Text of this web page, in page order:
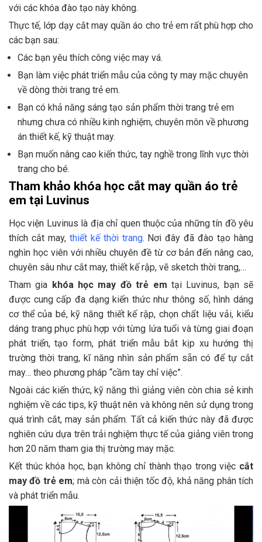
với các khóa đào tạo này không.
Thực tế, lớp dạy cắt may quần áo cho trẻ em rất phù hợp cho
các bạn sau:
Các bạn yêu thích công việc may vá.
Bạn làm việc phát triển mẫu của công ty may mặc chuyên
về dòng thời trang trẻ em.
Bạn có khả năng sáng tạo sản phẩm thời trang trẻ em
nhưng chưa có nhiều kinh nghiệm, chuyên môn về phương
án thiết kế, kỹ thuật may.
Bạn muốn nâng cao kiến thức, tay nghề trong lĩnh vực thời
trang cho bé.
Tham khảo khóa học cắt may quần áo trẻ
em tại Luvinus
Học viện Luvinus là địa chỉ quen thuộc của những tín đồ yêu
thích cắt may, thiết kế thời trang. Nơi đây đã đào tạo hàng
nghìn học viên với nhiều chuyên đề từ cơ bản đến nâng cao,
chuyên sâu như cắt may, thiết kế rập, vẽ sketch thời trang,…
Tham gia khóa học may đồ trẻ em tại Luvinus, bạn sẽ
được cung cấp đa dạng kiến thức như thông số, hình dáng
cơ thể của bé, kỹ năng thiết kế rập, chọn chất liệu vải, kiểu
dáng trang phục phù hợp với từng lứa tuổi và từng giai đoạn
phát triển, tạo form, phát triển mẫu bắt kịp xu hướng thị
trường thời trang, kĩ năng nhìn sản phẩm sẵn có để tự cắt
may… theo phương pháp “cầm tay chỉ việc”.
Ngoài các kiến thức, kỹ năng thì giảng viên còn chia sẻ kinh
nghiệm về các tips, kỹ thuật nên và không nên sử dụng trong
quá trình cắt, may sản phẩm. Tất cả kiến thức này đã được
nghiên cứu dựa trên trải nghiệm thực tế của giảng viên trong
hơn 20 năm tham gia thị trường may mặc.
Kết thúc khóa học, bạn không chỉ thành thạo trong việc cắt
may đồ trẻ em; mà còn cải thiện tốc độ, khả năng phân tích
và phát triển mẫu.